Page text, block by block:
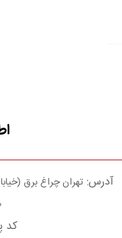
آدرس: تهران چراغ برق
کد